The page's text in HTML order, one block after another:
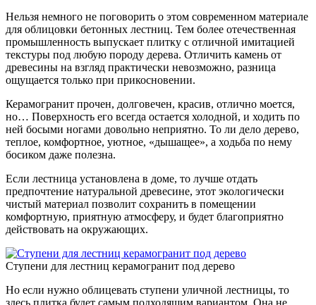
Нельзя немного не поговорить о этом современном материале
для облицовки бетонных лестниц. Тем более отечественная
промышленность выпускает плитку с отличной имитацией
текстуры под любую породу дерева. Отличить камень от
древесины на взгляд практически невозможно, разница
ощущается только при прикосновении.
Керамогранит прочен, долговечен, красив, отлично моется,
но… Поверхность его всегда остается холодной, и ходить по
ней босыми ногами довольно неприятно. То ли дело дерево,
теплое, комфортное, уютное, «дышащее», а ходьба по нему
босиком даже полезна.
Если лестница установлена в доме, то лучше отдать
предпочтение натуральной древесине, этот экологически
чистый материал позволит сохранить в помещении
комфортную, приятную атмосферу, и будет благоприятно
действовать на окружающих.
Ступени для лестниц керамогранит под дерево
Но если нужно облицевать ступени уличной лестницы, то